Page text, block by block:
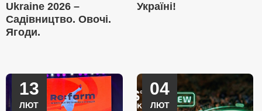
Ukraine 2026 –
Садівництво. Овочі.
Ягоди.
Україні!
13
ЛЮТ
04
ЛЮТ